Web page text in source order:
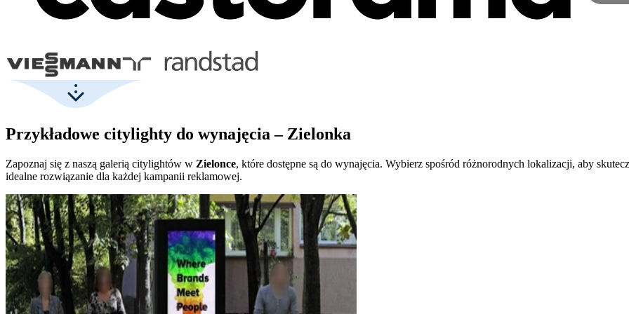
Przykładowe citylighty do wynajęcia – Zielonka
Zapoznaj się z naszą galerią citylightów w Zielonce, które dostępne są do wynajęcia. Wybierz spośród różnorodnych lokalizacji, aby
idealne rozwiązanie dla każdej kampanii reklamowej.